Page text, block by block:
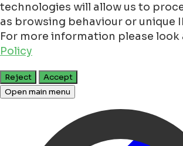
technologies will allow us to
as browsing behaviour or unique
For more information please look
Policy
Reject
Accept
Open main menu